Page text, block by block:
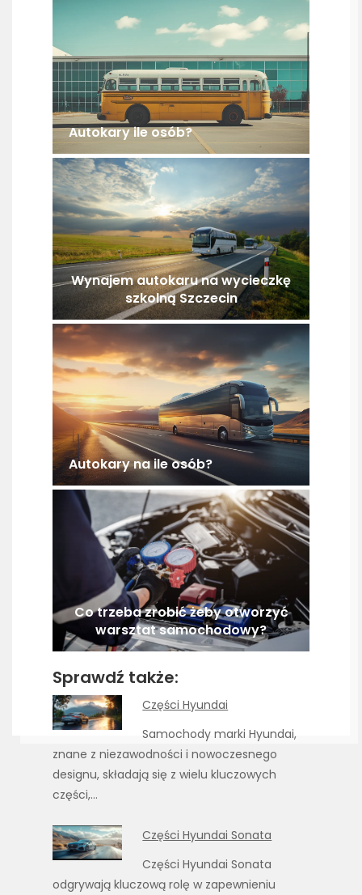
Autokary ile osób?
Wynajem autokaru na wycieczkę
szkolną Szczecin
Autokary na ile osób?
Co trzeba zrobić żeby otworzyć
warsztat samochodowy?
Sprawdź także:
Części Hyundai
Samochody marki Hyundai,
znane z niezawodności i nowoczesnego
designu, składają się z wielu kluczowych
części,…
Części Hyundai Sonata
Części Hyundai Sonata
odgrywają kluczową rolę w zapewnieniu